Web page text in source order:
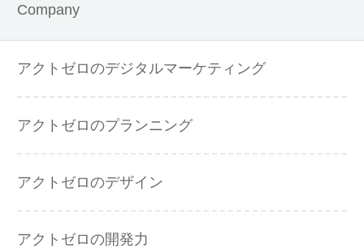
Company
アクトゼロのデジタルマーケティング
アクトゼロのプランニング
アクトゼロのデザイン
アクトゼロの開発力